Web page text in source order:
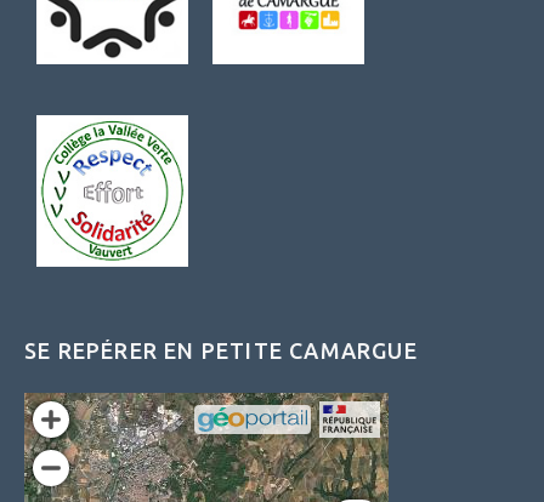
SE REPÉRER EN PETITE CAMARGUE